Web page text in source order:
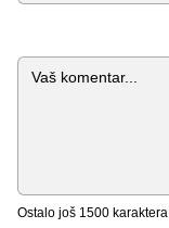
Komentar
Ostalo još 1500 karaktera